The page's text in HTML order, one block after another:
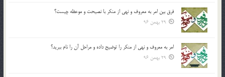
فرق بين امر به معروف و نهي از منكر با نصيحت و موعظه چيست؟
29 بهمن 96
امر به معروف و نهي از منكر را توضيح داده و مراحل آن را نام ببريد؟
29 بهمن 96